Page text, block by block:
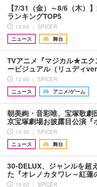
【7/31（金）～8/6（木）
ランキングTOP5
12:00 ｜ SPICER
ニュース
舞台
TVアニメ『マジカル★エク
ービジュアル（リュディ
12:00 ｜ SPICER
ニュース
アニメ/ゲーム
朝美絢・音彩唯、宝塚歌
京宝塚劇場お披露目公演
10:30 ｜ SPICER
ニュース
舞台
30-DELUX、ジャンルを超
た『オレノカタワレ～紅
10:00 ｜ SPICER